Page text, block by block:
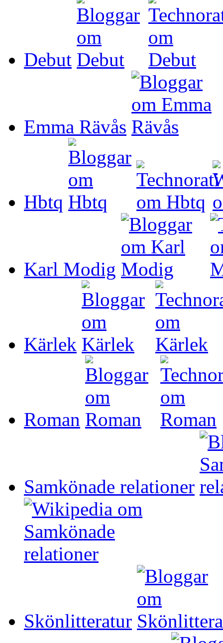
Debut
Emma Rävås
Hbtq
Karl Modig
Kärlek
Roman
Samkönade relationer
Skönlitteratur